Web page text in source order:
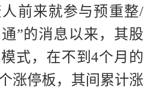
前来就参与预重整/
”的消息以来，其股
式，在不到4个月的
涨停板，其间累计涨